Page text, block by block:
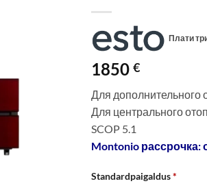
Плати
1850 €
Для дополнительного
Для центрального
SCOP 5.1
Montonio рассрочка:
Standardpaigaldus *